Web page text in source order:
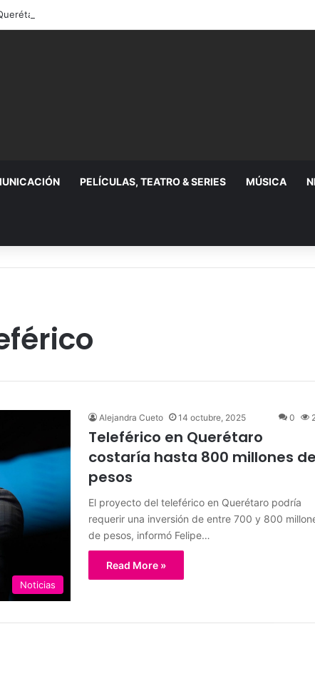
reporta acciones sociales y resultados de seguridad durante
PELÍCULAS, TEATRO & SERIES MÚSICA
Noticias
Alejandra Cueto 14 octubre, 2025 0
Teleférico en Querétaro
costaría hasta 800 millones de
pesos
El proyecto del teleférico en Querétaro podría
requerir una inversión de entre 700 y 800
de pesos, informó Felipe…
Read More »